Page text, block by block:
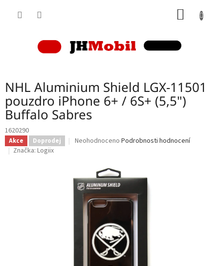
NHL Aluminium Shield LGX-11501
pouzdro iPhone 6+ / 6S+ (5,5")
Buffalo Sabres
1620290
Akce Doprodej
Průměrné
0,0
z
hvězdiček.
Neohodnoceno Podrobnosti hodnocení
Značka: Logiix